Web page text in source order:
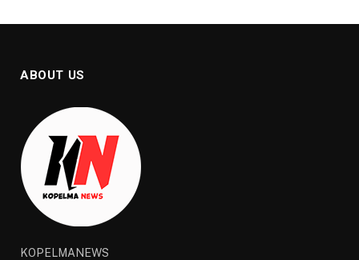
ABOUT US
KOPELMANEWS